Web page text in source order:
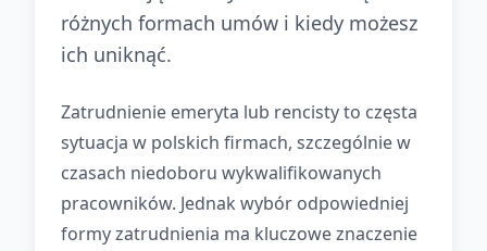
różnych formach umów i kiedy możesz
ich uniknąć.
Zatrudnienie emeryta lub rencisty to częsta
sytuacja w polskich firmach, szczególnie w
czasach niedoboru wykwalifikowanych
pracowników. Jednak wybór odpowiedniej
formy zatrudnienia ma kluczowe znaczenie